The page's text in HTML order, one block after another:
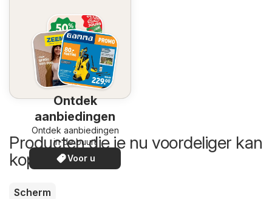
Ontdek
aanbiedingen
Ontdek aanbiedingen
in de buurt
Voor u
Producten die je nu voordeliger kan
kopen
Scherm